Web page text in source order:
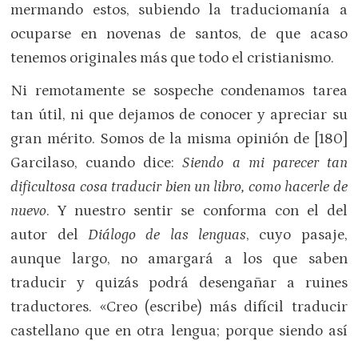
mermando estos, subiendo la traduciomanía a
ocuparse en novenas de santos, de que acaso
tenemos originales más que todo el cristianismo.
Ni remotamente se sospeche condenamos tarea
tan útil, ni que dejamos de conocer y apreciar su
gran mérito. Somos de la misma opinión de [180]
Garcilaso, cuando dice:Siendo a mi parecer tan
dificultosa cosa traducir bien un libro, como hacerle de
nuevo. Y nuestro sentir se conforma con el del
autor delDiálogo de las lenguas, cuyo pasaje,
aunque largo, no amargará a los que saben
traducir y quizás podrá desengañar a ruines
traductores. «Creo (escribe) más difícil traducir
castellano que en otra lengua; porque siendo así